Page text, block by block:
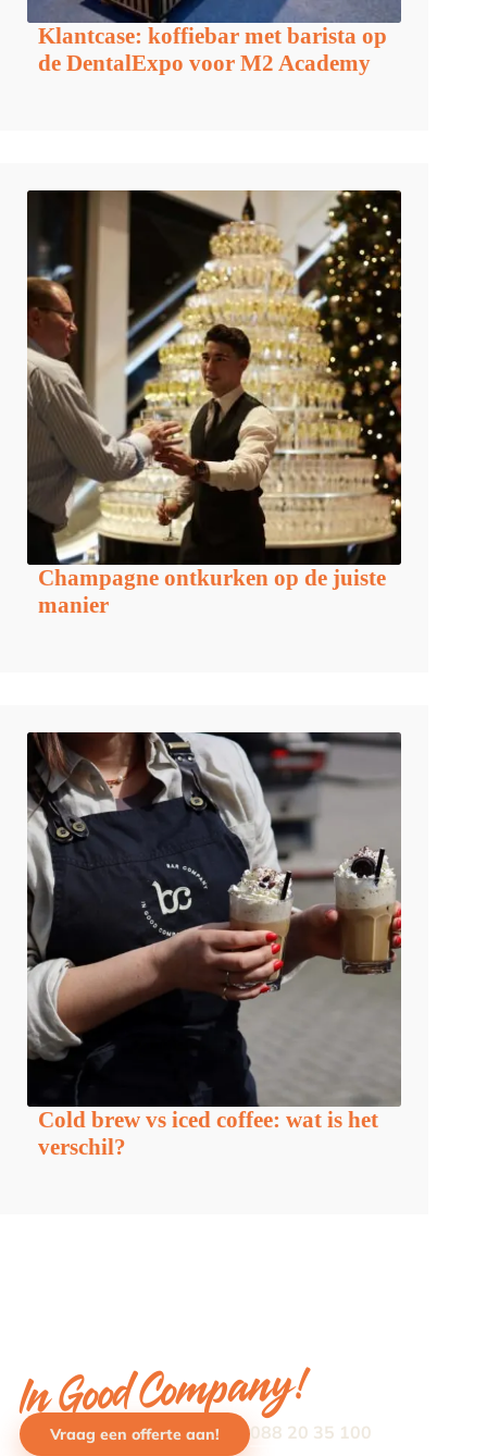
Klantcase: koffiebar met barista op
de DentalExpo voor M2 Academy
Champagne ontkurken op de juiste
manier
Cold brew vs iced coffee: wat is het
verschil?
In Good Company!
Vraag een offerte aan! 088 20 35 100